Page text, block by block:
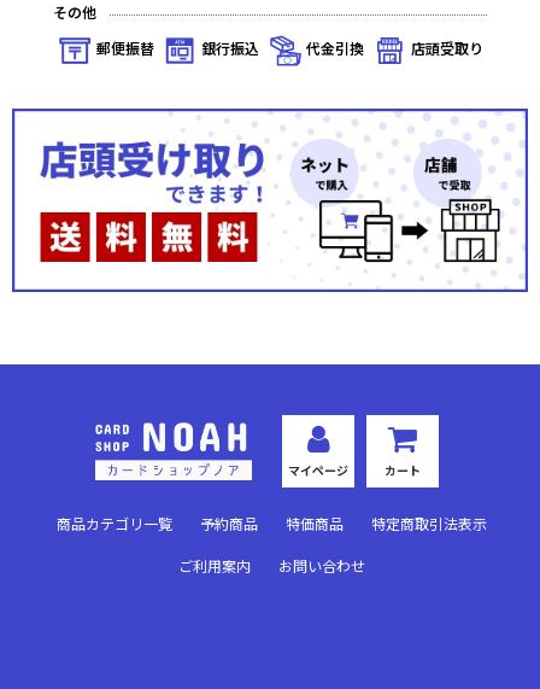
アレマテオレマ
アクアアルタ
あゆ屋
かっぱ工房
セルゲーム
その他
郵便振替
銀行振込 代金引換 店頭受取り
マイページ カート
商品カテゴリ一覧 予約商品 特価商品 特定商取引法表示
ご利用案内 お問い合わせ